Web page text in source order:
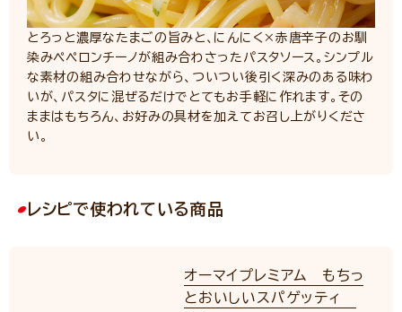
とろっと濃厚なたまごの旨みと、にんにく×赤唐辛子のお馴
染みペペロンチーノが組み合わさったパスタソース。シンプル
な素材の組み合わせながら、ついつい後引く深みのある味わ
いが、パスタに混ぜるだけでとてもお手軽に作れます。その
ままはもちろん、お好みの具材を加えてお召し上がりくださ
い。
レシピで使われている商品
オーマイプレミアム もちっ
とおいしいスパゲッティ